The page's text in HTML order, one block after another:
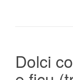
Dolci